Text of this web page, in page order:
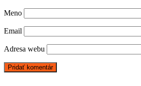
Meno
Email
Adresa webu